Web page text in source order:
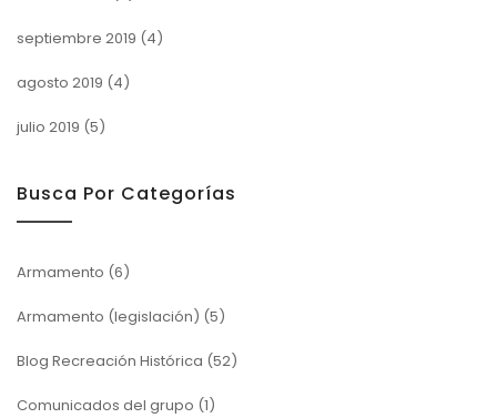
septiembre 2019 (4)
agosto 2019 (4)
julio 2019 (5)
Busca Por Categorías
Armamento (6)
Armamento (legislación) (5)
Blog Recreación Histórica (52)
Comunicados del grupo (1)